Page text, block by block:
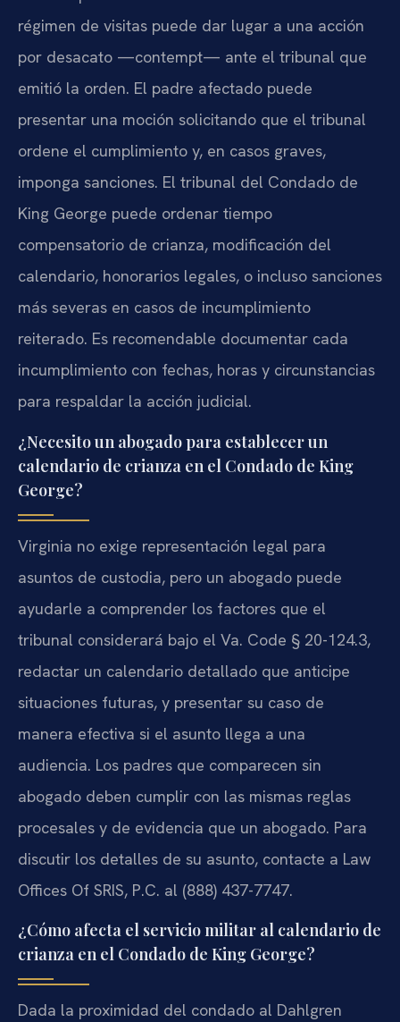
régimen de visitas puede dar lugar a una acción
por desacato —contempt— ante el tribunal que
emitió la orden. El padre afectado puede
presentar una moción solicitando que el tribunal
ordene el cumplimiento y, en casos graves,
imponga sanciones. El tribunal del Condado de
King George puede ordenar tiempo
compensatorio de crianza, modificación del
calendario, honorarios legales, o incluso sanciones
más severas en casos de incumplimiento
reiterado. Es recomendable documentar cada
incumplimiento con fechas, horas y circunstancias
para respaldar la acción judicial.
¿Necesito un abogado para establecer un
calendario de crianza en el Condado de King
George?
Virginia no exige representación legal para
asuntos de custodia, pero un abogado puede
ayudarle a comprender los factores que el
tribunal considerará bajo el Va. Code § 20-124.3,
redactar un calendario detallado que anticipe
situaciones futuras, y presentar su caso de
manera efectiva si el asunto llega a una
audiencia. Los padres que comparecen sin
abogado deben cumplir con las mismas reglas
procesales y de evidencia que un abogado. Para
discutir los detalles de su asunto, contacte a Law
Offices Of SRIS, P.C. al (888) 437-7747.
¿Cómo afecta el servicio militar al calendario de
crianza en el Condado de King George?
Dada la proximidad del condado al Dahlgren